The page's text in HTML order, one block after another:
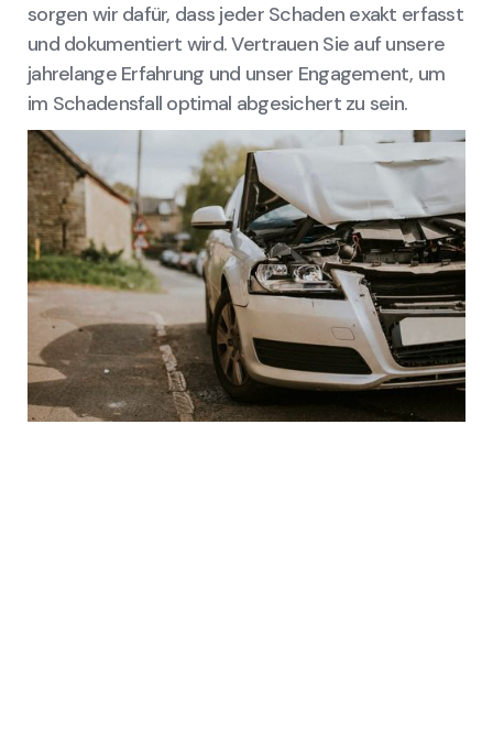
sorgen wir dafür, dass jeder Schaden exakt erfasst
und dokumentiert wird. Vertrauen Sie auf unsere
jahrelange Erfahrung und unser Engagement, um
im Schadensfall optimal abgesichert zu sein.